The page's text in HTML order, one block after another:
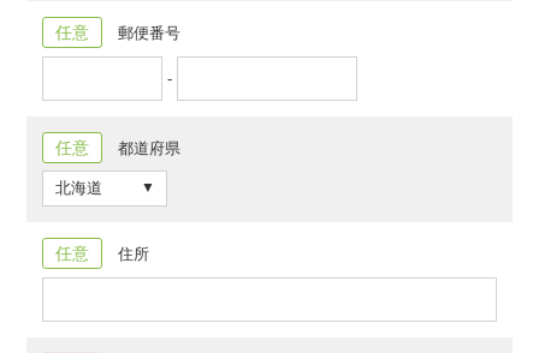
任意 郵便番号
-
任意 都道府県
任意 住所